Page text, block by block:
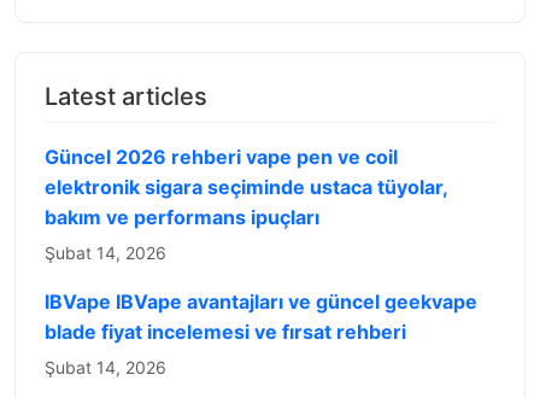
Latest articles
Güncel 2026 rehberi vape pen ve coil
elektronik sigara seçiminde ustaca tüyolar,
bakım ve performans ipuçları
Şubat 14, 2026
IBVape IBVape avantajları ve güncel geekvape
blade fiyat incelemesi ve fırsat rehberi
Şubat 14, 2026